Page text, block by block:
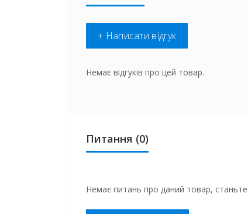
+ Написати відгук
Немає відгуків про цей товар.
Питання (0)
Немає питань про даний товар,